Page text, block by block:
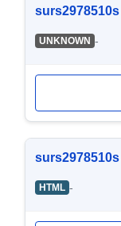
surs2978510s
UNKNOWN -
surs2978510s
HTML -